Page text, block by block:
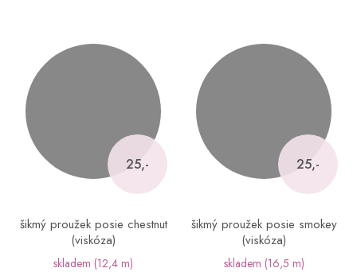
25,-
šikmý proužek posie chestnut
(viskóza)
skladem (12,4 m)
25,-
šikmý proužek posie smokey
(viskóza)
skladem (16,5 m)